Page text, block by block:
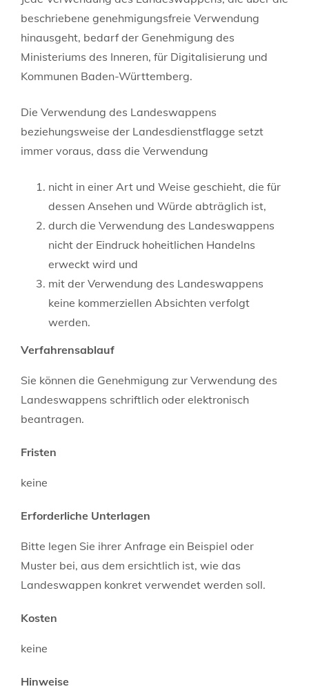
beschriebene genehmigungsfreie Verwendung
hinausgeht, bedarf der Genehmigung des
Ministeriums des Inneren, für Digitalisierung und
Kommunen Baden-Württemberg.
Die Verwendung des Landeswappens
beziehungsweise der Landesdienstflagge setzt
immer voraus, dass die Verwendung
nicht in einer Art und Weise geschieht, die für
dessen Ansehen und Würde abträglich ist,
durch die Verwendung des Landeswappens
nicht der Eindruck hoheitlichen Handelns
erweckt wird und
mit der Verwendung des Landeswappens
keine kommerziellen Absichten verfolgt
werden.
Verfahrensablauf
Sie können die Genehmigung zur Verwendung des
Landeswappens schriftlich oder elektronisch
beantragen.
Fristen
keine
Erforderliche Unterlagen
Bitte legen Sie ihrer Anfrage ein Beispiel oder
Muster bei, aus dem ersichtlich ist, wie das
Landeswappen konkret verwendet werden soll.
Kosten
keine
Hinweise